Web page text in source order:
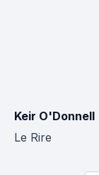
Keir O'Donnell
Le Rire